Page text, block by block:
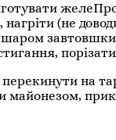
(не
завтовшки
на
майонезом,